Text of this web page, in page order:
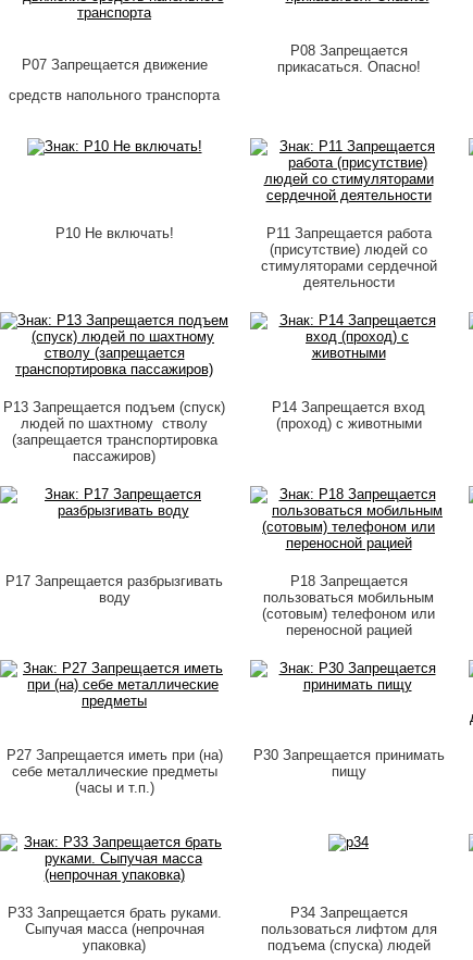
P07 Запрещается движение
средств напольного транспорта
P08 Запрещается
прикасаться. Опасно!
P10 Не включать!
P11 Запрещается работа
(присутствие) людей со
стимуляторами сердечной
деятельности
P13 Запрещается подъем (спуск)
людей по шахтному стволу
(запрещается транспортировка
пассажиров)
P14 Запрещается вход
(проход) с животными
P17 Запрещается разбрызгивать
воду
P18 Запрещается
пользоваться мобильным
(сотовым) телефоном или
переносной рацией
P27 Запрещается иметь при (на)
себе металлические предметы
(часы и т.п.)
P30 Запрещается принимать
пищу
P33 Запрещается брать руками.
Сыпучая масса (непрочная
упаковка)
P34 Запрещается
пользоваться лифтом для
подъема (спуска) людей